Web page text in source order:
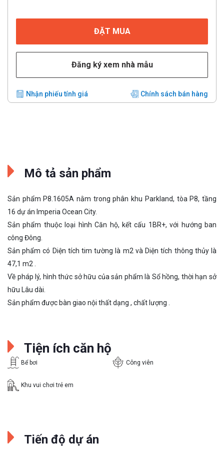
ĐẶT MUA
Đăng ký xem nhà mẫu
Nhận phiếu tính giá Chính sách bán hàng
Mô tả sản phẩm
Sản phẩm P8.1605A nằm trong phân khu Parkland, tòa P8, tầng
16 dự án Imperia Ocean City.
Sản phẩm thuộc loại hình Căn hộ, kết cấu 1BR+, với hướng ban
công Đông.
Sản phẩm có Diện tích tim tường là m2 và Diện tích thông thủy là
47,1 m2 .
Về pháp lý, hình thức sở hữu của sản phẩm là Sổ hồng, thời hạn sở
hữu Lâu dài.
Sản phẩm được bàn giao nội thất dạng , chất lượng .
Tiện ích căn hộ
Bể bơi Công viên
Khu vui chơi trẻ em
Tiến độ dự án